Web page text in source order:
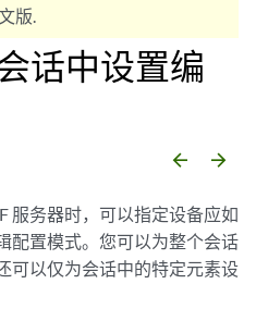
版.
话中设置编
arrow_backward arrow_forward
服务器时，可以指定设备应如
配置模式。您可以为整个会话
可以仅为会话中的特定元素设